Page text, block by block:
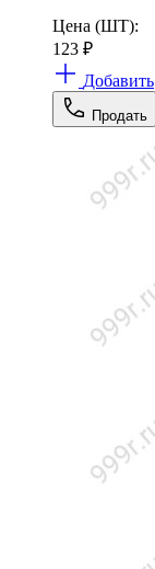
Цена (ШТ):
123 ₽
Добавить
Продать